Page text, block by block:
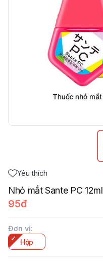
Yêu thích
Nhỏ mắt Sante PC 12ml
95đ
Đơn vị:
Hộp